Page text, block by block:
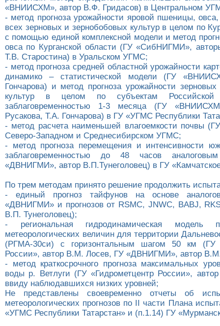
«ВНИИСХМ», автор В.Ф. Гридасов) в Центральном
- метод прогноза урожайности яровой пшеницы,
всех зерновых и зернобобовых культур в целом по
с помощью единой комплексной модели и метод
овса по Курганской области (ГУ «СибНИГМИ»,
Т.В. Старостина) в Уральском УГМС;
- метод прогноза средней областной урожайности
динамико – статистической модели (ГУ
Гончарова) и метод прогноза урожайности
культур в целом по субъектам
заблаговременностью 1-3 месяца (ГУ
Русакова, Т.А. Гончарова) в ГУ «УГМС Республики
- метод расчета наименьшей влагоемкости почвы
Северо-Западном и Среднесибирском УГМС;
- метод прогноза перемещения и интенсивности
заблаговременностью до 48 часов
«ДВНИГМИ», автор В.П.Тунеголовец) в ГУ
По трем методам принято решение продолжить
- единый прогноз тайфунов на основе
«ДВНИГМИ» и прогнозов от RSMC, JNWC, BABJ,
В.П. Тунеголовец);
- региональная гидродинамическая модель
метеорологических величин для территории
(РГМА-30си) с горизонтальным шагом 50 км (ГУ
России», автор В.М. Лосев, ГУ «ДВНИГМИ», автор
- метод краткосрочного прогноза максимальных
воды р. Ветлуги (ГУ «Гидрометцентр России»,
ввиду наблюдавшихся низких уровней;
Не представлены своевременно отчеты об
метеорологических прогнозов по II части Плана
«УГМС Республики Татарстан» и (п.1.14) ГУ